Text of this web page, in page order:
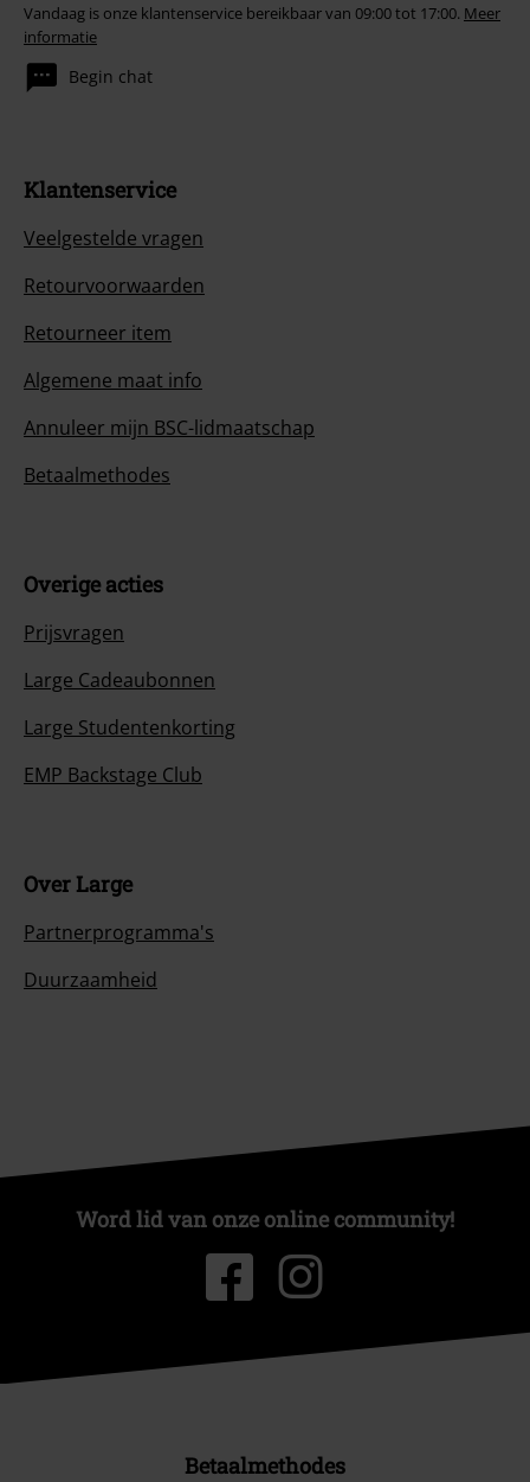
Vandaag is onze klantenservice bereikbaar van 09:00 tot 17:00. Meer
informatie
Begin chat
Klantenservice
Veelgestelde vragen
Retourvoorwaarden
Retourneer item
Algemene maat info
Annuleer mijn BSC-lidmaatschap
Betaalmethodes
Overige acties
Prijsvragen
Large Cadeaubonnen
Large Studentenkorting
EMP Backstage Club
Over Large
Partnerprogramma's
Duurzaamheid
Word lid van onze online community!
Betaalmethodes